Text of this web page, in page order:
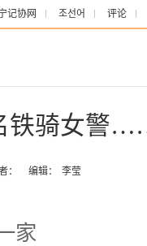
记协网 조선어 评论
铁骑女警
： 编辑： 李莹
家